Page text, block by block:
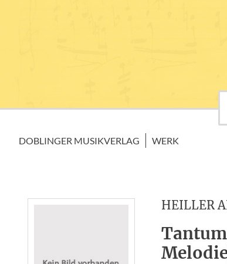
DOBLINGER MUSIKVERLAG WERK
HEILLER